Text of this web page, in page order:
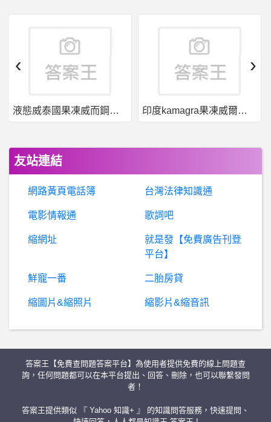
任
天堂Switch- 王國之淚特典的自動摺疊傘 王國之淚特典的自動摺疊傘
Free Style - FS2- 這遊戲已經被辣椒玩壞了！！
希洽- 異世界大戰有搞頭嗎？
棒球- 中職史上最破陣容奪冠 中職史上最破陣容奪冠
BaseballXXXX- 柯基開賣 ！ 柯基開賣 ！
棒球- 為何不給曾陶鎔機會？ 為何不給曾陶鎔機會？
台南- 北區 牙醫診所推薦
P
lay Station - PS- NBA 2K生涯模式一開始被電是正常的嗎 NBA 2K生涯模式一開始被電是正常的嗎
液態威泰國果凍威而鋼哪裡買 印度kamagra果凍威爾剛用於治療男性勃起功能障礙
‹ ›
友站連結
網路黃頁電話簿 台灣法律知識通
電影情報通 歌詞吧
縮網址
就是發【免費廣告刊登
平台】
鮮寵一番 二胎房貸
縮圖片&縮照片 縮影片&縮音訊
答案王【免費查問題答案平台】為使用者提供免費的線上問題查
詢，任何問題都可以在本平台提出、回答、刪除，也可以聯繫發問
者！
答案王提供類似 『 Yahoo 知識+ 』 的知識問答服務，快速提問、